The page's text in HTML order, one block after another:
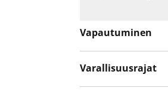
Vapautuminen
Varallisuusrajat